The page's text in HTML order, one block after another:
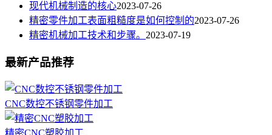
现代机械制造的核心2023-07-26
精密零件加工表面粗糙度是如何控制的2023-07-26
精密机械加工技术和步骤。 2023-07-19
最新产品推荐
CNC数控不锈钢零件加工
精密CNC塑胶加工